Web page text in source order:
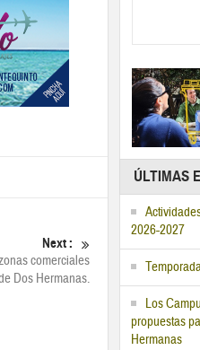
Next :
comerciales
Dos Hermanas.
ÚLTIMAS
2026-2027
Los
propuestas
Hermanas